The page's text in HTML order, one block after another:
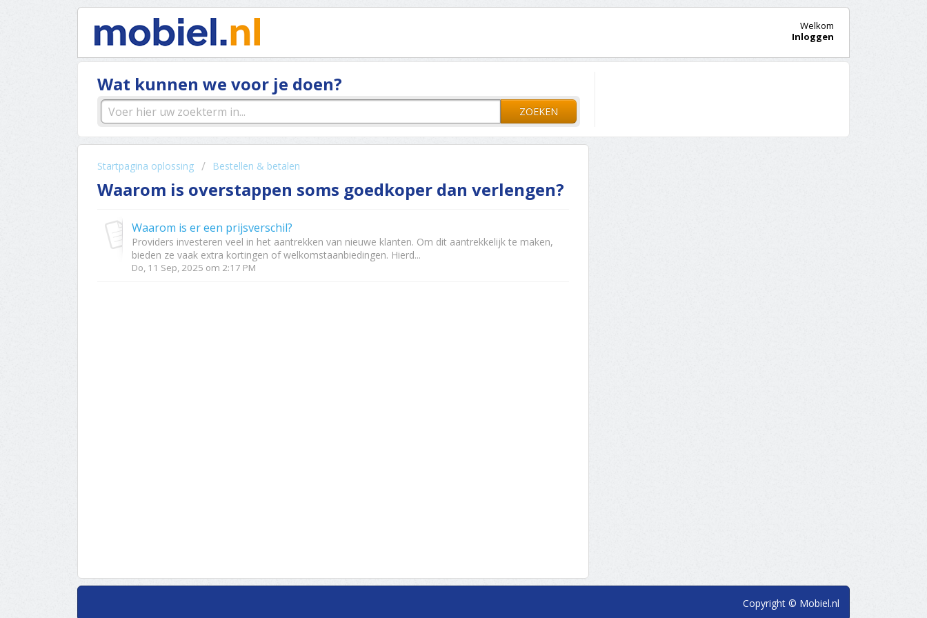
Welkom
Inloggen
Wat kunnen we voor je doen?
ZOEKEN
Startpagina oplossing Bestellen & betalen
Waarom is overstappen soms goedkoper dan verlengen?
Waarom is er een prijsverschil?
Providers investeren veel in het aantrekken van nieuwe klanten. Om dit aantrekkelijk te maken,
bieden ze vaak extra kortingen of welkomstaanbiedingen. Hierd...
Do, 11 Sep, 2025 om 2:17 PM
Copyright © Mobiel.nl